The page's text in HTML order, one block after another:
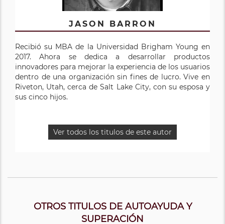
JASON BARRON
Recibió su MBA de la Universidad Brigham Young en
2017. Ahora se dedica a desarrollar productos
innovadores para mejorar la experiencia de los usuarios
dentro de una organización sin fines de lucro. Vive en
Riveton, Utah, cerca de Salt Lake City, con su esposa y
sus cinco hijos.
Ver todos los titulos de este autor
OTROS TITULOS DE AUTOAYUDA Y
SUPERACIÓN